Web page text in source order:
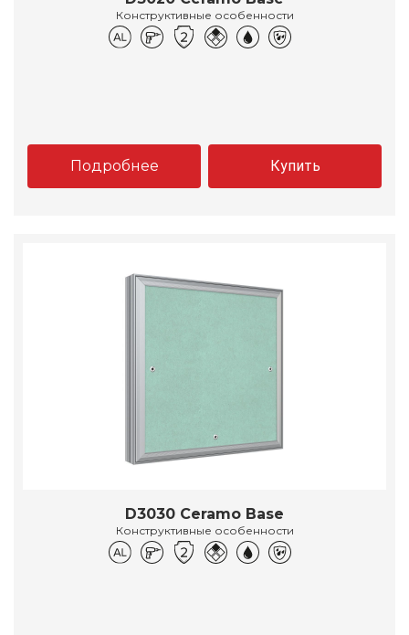
Конструктивные особенности
Подробнее Купить
D3030 Ceramo Base
Конструктивные особенности